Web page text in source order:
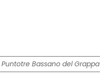
Bassano del Grappa